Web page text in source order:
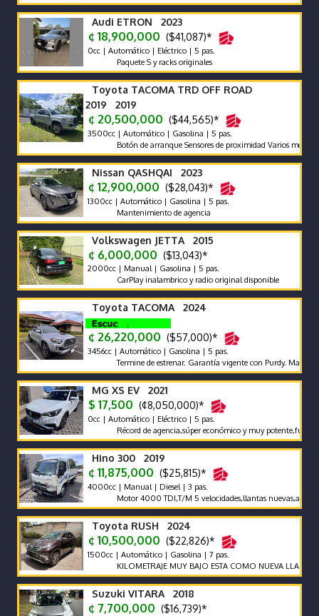
Audi ETRON 2023
¢ 18,900,000 ($41,087)*
0cc | Automático | Eléctrico | 5 pas.
Paquete S y racks originales
Toyota TACOMA TRD OFF ROAD
2019 2019
¢ 20,500,000 ($44,565)*
3500cc | Automático | Gasolina | 5 pas.
Botón de arranque Sensores de proximidad Varios modos de
Nissan QASHQAI 2023
¢ 12,900,000 ($28,043)*
1300cc | Automático | Gasolina | 5 pas.
Mantenimiento de agencia
Volkswagen JETTA 2015
¢ 6,000,000 ($13,043)*
2000cc | Manual | Gasolina | 5 pas.
CarPlay inalambrico y radio original disponible
Toyota TACOMA 2024
¢ 26,220,000 ($57,000)*
3456cc | Automático | Gasolina | 5 pas.
Termine de estrenar. Garantía vigente con Purdy.
MG XS EV 2021
$ 17,500 (¢8,050,000)*
0cc | Automático | Eléctrico | 5 pas.
Récord de agencia,súper económico y muy potente,full
Hino 300 2019
¢ 11,875,000 ($25,815)*
4000cc | Manual | Diesel | 3 pas.
Motor 4000 TDI,T/M 5 velocidades,llantas nuevas,aros,freno
Toyota RUSH 2024
¢ 10,500,000 ($22,826)*
1500cc | Automático | Gasolina | 7 pas.
KILOMETRAJE MUY BAJO ESTA COMO NUEVA LLAME Y
Suzuki VITARA 2018
¢ 7,700,000 ($16,739)*